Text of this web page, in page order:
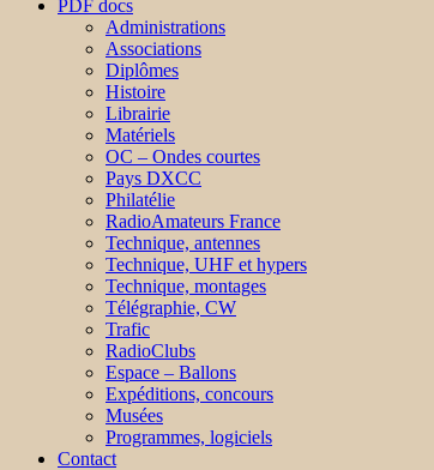
PDF docs
Administrations
Associations
Diplômes
Histoire
Librairie
Matériels
OC – Ondes courtes
Pays DXCC
Philatélie
RadioAmateurs France
Technique, antennes
Technique, UHF et hypers
Technique, montages
Télégraphie, CW
Trafic
RadioClubs
Espace – Ballons
Expéditions, concours
Musées
Programmes, logiciels
Contact